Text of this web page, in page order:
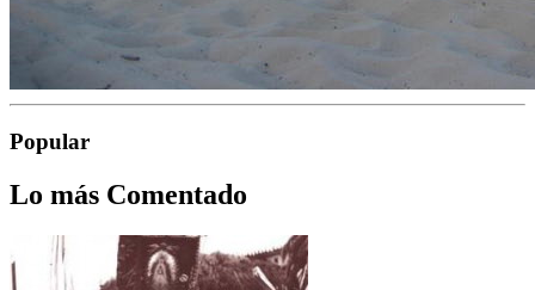
Popular
Lo más Comentado